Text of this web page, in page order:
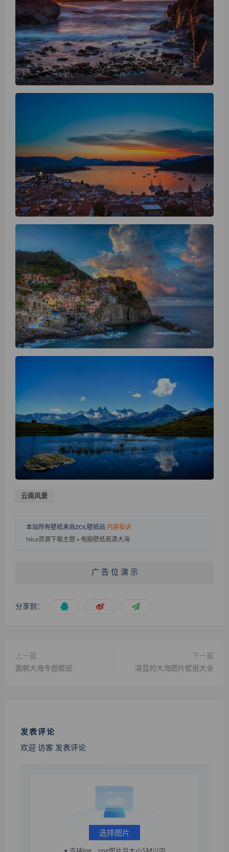
云南风景
本站所有壁纸来自ZOL壁纸站 内容投诉
Nice资源下载主题 » 电脑壁纸高清大海
广 告 位 演 示
分享到：
上一篇
面朝大海专题壁纸
下一篇
湛蓝的大海图片壁纸大全
发表评论
欢迎 访客 发表评论
选择图片